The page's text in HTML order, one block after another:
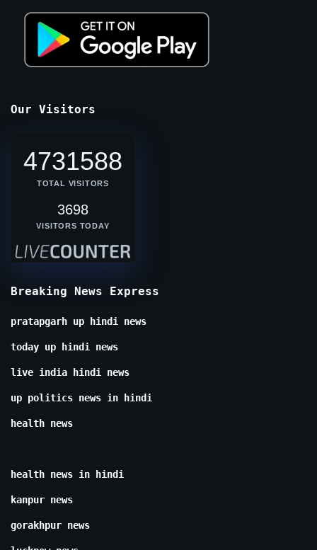
Our Visitors
4731588
TOTAL VISITORS
3698
VISITORS TODAY
Breaking News Express
pratapgarh up hindi news
today up hindi news
live india hindi news
up politics news in hindi
health news
health news in hindi
kanpur news
gorakhpur news